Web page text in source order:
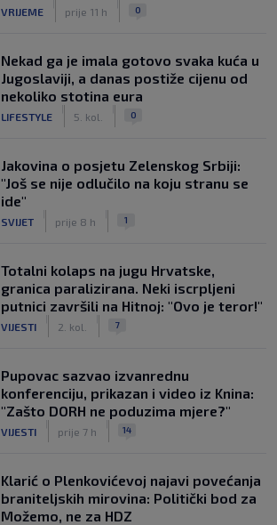
VRIJEME prije 11 h 0
Nekad ga je imala gotovo svaka kuća u
Jugoslaviji, a danas postiže cijenu od
nekoliko stotina eura
LIFESTYLE 5. kol. 0
Jakovina o posjetu Zelenskog Srbiji:
"Još se nije odlučilo na koju stranu se
ide"
SVIJET prije 8 h 1
Totalni kolaps na jugu Hrvatske,
granica paralizirana. Neki iscrpljeni
putnici završili na Hitnoj: "Ovo je teror!"
VIJESTI 2. kol. 7
Pupovac sazvao izvanrednu
konferenciju, prikazan i video iz Knina:
"Zašto DORH ne poduzima mjere?"
VIJESTI prije 7 h 14
Klarić o Plenkovićevoj najavi povećanja
braniteljskih mirovina: Politički bod za
Možemo, ne za HDZ